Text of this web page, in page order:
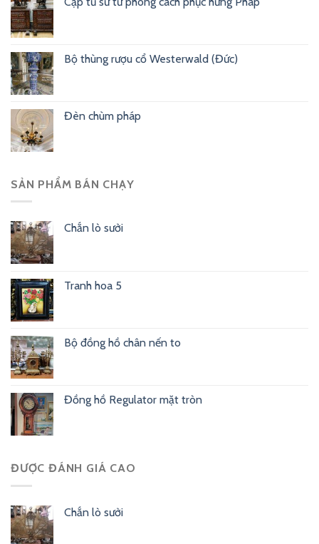
Bộ thùng rượu cổ Westerwald (Đức)
Đèn chùm pháp
SẢN PHẨM BÁN CHẠY
Chắn lò sưởi
Tranh hoa 5
Bộ đồng hồ chân nến to
Đồng hồ Regulator mặt tròn
ĐƯỢC ĐÁNH GIÁ CAO
Chắn lò sưởi